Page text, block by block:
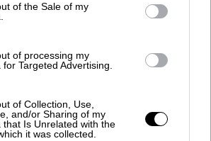
of the Sale of my
of processing my
Targeted Advertising.
of Collection, Use,
and/or Sharing of my
that Is Unrelated with the
it was collected.
por la